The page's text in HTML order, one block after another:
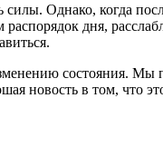
Однако, когда
дня,
состояния.
новость в том, что